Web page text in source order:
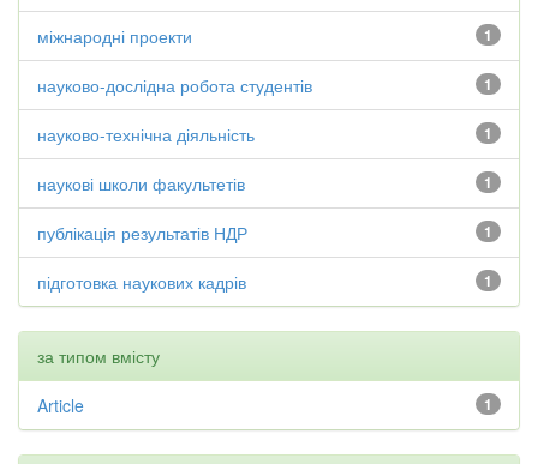
1
міжнародні проекти
1
науково-дослідна робота студентів
1
науково-технічна діяльність
1
наукові школи факультетів
1
публікація результатів НДР
1
підготовка наукових кадрів
за типом вмісту
1
Article